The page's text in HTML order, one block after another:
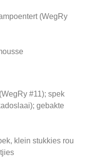
(WegRy
#11); spek
gebakte
klein stukkies rou